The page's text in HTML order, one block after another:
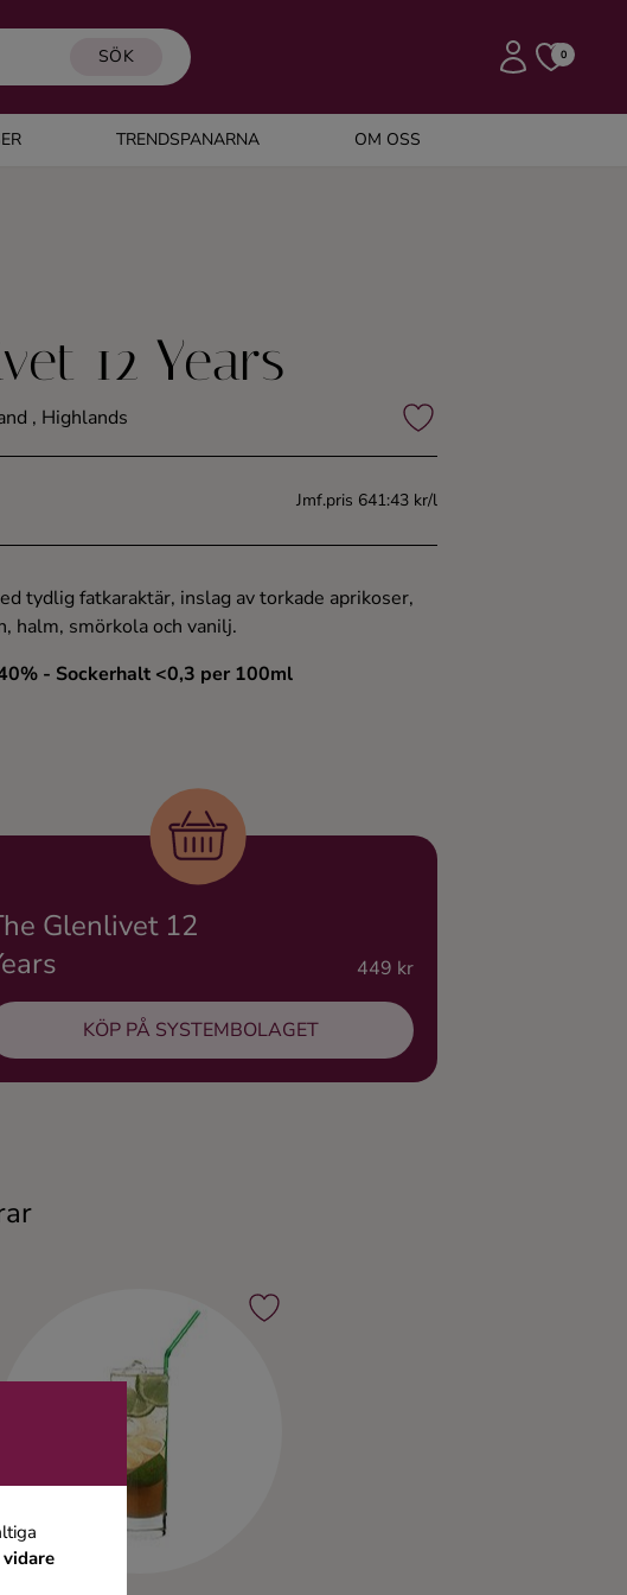
SÖK 0
TRENDSPANARNA OM OSS
12 Years
, Highlands
Jmf.pris 641:43 kr/l
tydlig fatkaraktär, inslag av torkade aprikoser,
halm, smörkola och vanilj.
- Sockerhalt <0,3 per 100ml
Glenlivet 12
449 kr
KÖP PÅ SYSTEMBOLAGET